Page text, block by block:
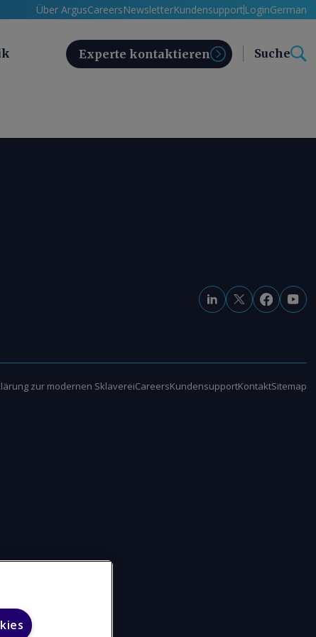
Über ArgusCareersNewsletterKundensupport LoginGerman
Experte kontaktieren Suche
zur modernen SklavereiCareersKundensupportKontaktSitemap